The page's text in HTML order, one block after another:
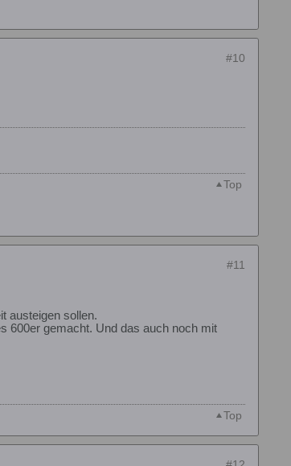
#10
Top
#11
austeigen sollen.
600er gemacht. Und das auch noch mit
Top